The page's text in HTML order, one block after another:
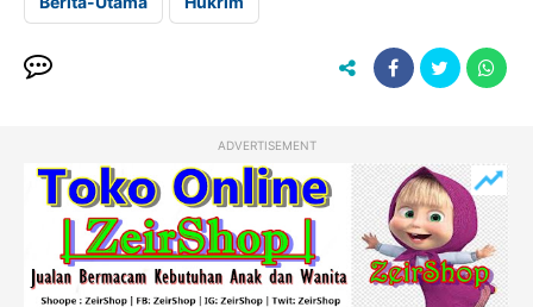
ADVERTISEMENT